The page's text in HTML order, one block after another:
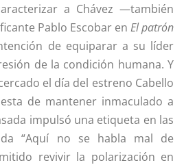
a Chávez —también
Pablo Escobar en El patrón
de equiparar a su líder
de la condición humana. Y
el día del estreno Cabello
de mantener inmaculado a
impulsó una etiqueta en las
“Aquí no se habla mal de
revivir la polarización en